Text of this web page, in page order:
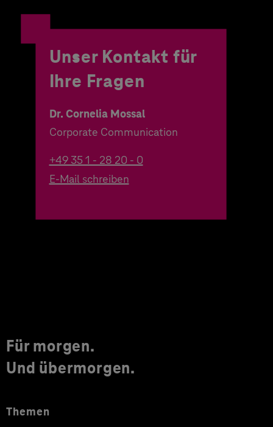
Unser Kontakt für
Ihre Fragen
Dr. Cornelia Mossal
Corporate Communication
+49 35 1 - 28 20 - 0
E-Mail schreiben
Für morgen.
Und übermorgen.
Themen